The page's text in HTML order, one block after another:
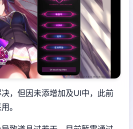
，但因未添增加及UI中，此前
。